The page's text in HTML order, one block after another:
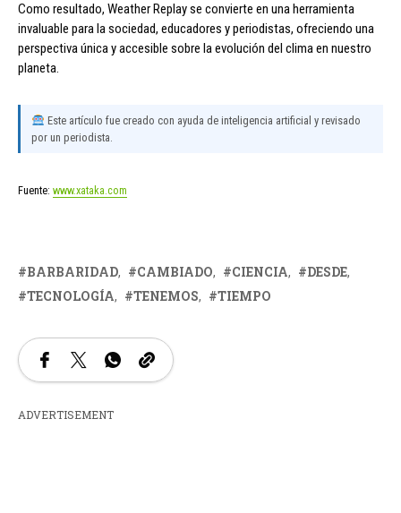
Como resultado, Weather Replay se convierte en una herramienta
invaluable para la sociedad, educadores y periodistas, ofreciendo una
perspectiva única y accesible sobre la evolución del clima en nuestro
planeta.
Este artículo fue creado con ayuda de inteligencia artificial y revisado
por un periodista.
Fuente: www.xataka.com
BARBARIDAD CAMBIADO CIENCIA
DESDE
TECNOLOGÍA
TENEMOS TIEMPO
ADVERTISEMENT